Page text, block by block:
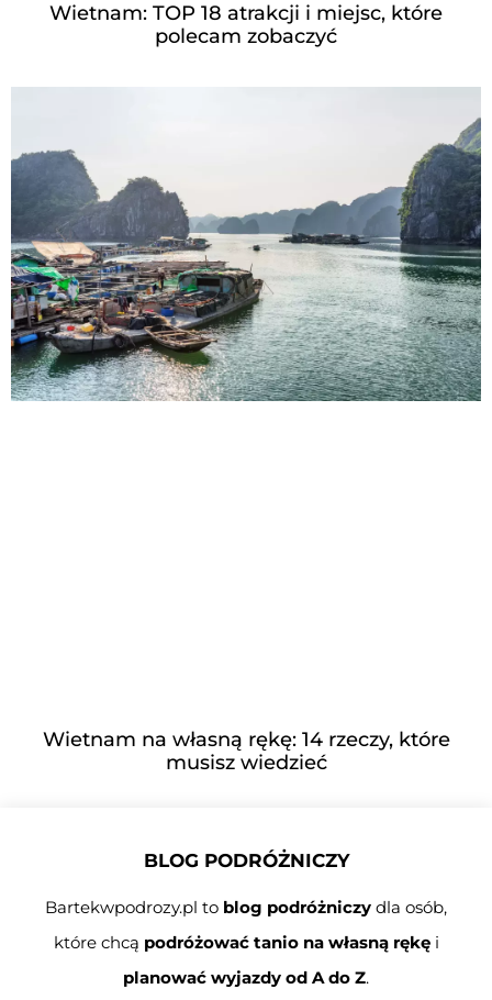
Wietnam: TOP 18 atrakcji i miejsc, które
polecam zobaczyć
Wietnam na własną rękę: 14 rzeczy, które
musisz wiedzieć
BLOG PODRÓŻNICZY
Bartekwpodrozy.pl to blog podróżniczy dla osób,
które chcą podróżować tanio na własną rękęi
planować wyjazdy od A do Z.